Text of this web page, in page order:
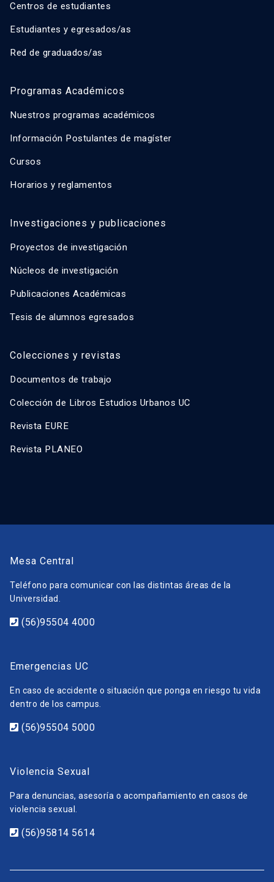
Centros de estudiantes
Estudiantes y egresados/as
Red de graduados/as
Programas Académicos
Nuestros programas académicos
Información Postulantes de magíster
Cursos
Horarios y reglamentos
Investigaciones y publicaciones
Proyectos de investigación
Núcleos de investigación
Publicaciones Académicas
Tesis de alumnos egresados
Colecciones y revistas
Documentos de trabajo
Colección de Libros Estudios Urbanos UC
Revista EURE
Revista PLANEO
Mesa Central
Teléfono para comunicar con las distintas áreas de la
Universidad.
(56)95504 4000
Emergencias UC
En caso de accidente o situación que ponga en riesgo tu vida
dentro de los campus.
(56)95504 5000
Violencia Sexual
Para denuncias, asesoría o acompañamiento en casos de
violencia sexual.
(56)95814 5614